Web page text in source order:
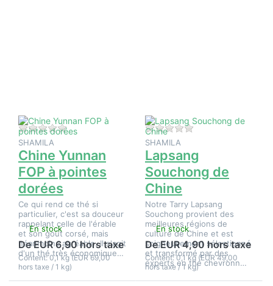
Il n'y a pas encore d'avis sur ce produit.
SHAMILA
Chine Yunnan
FOP à pointes
dorées
Ce qui rend ce thé si
particulier, c'est sa douceur
rappelant celle de l'érable
et son goût corsé, mais
néanmoins agréable. Il s'agit
d'un thé très économique…
En stock
De EUR 6,90 hors taxe
Content: 0,1 kg (EUR 69,00
hors taxe / 1 kg)
Il n'y a pas encore
SHAMILA
Lapsang
Souchong de
Chine
Notre Tarry Lapsang
Souchong provient des
meilleures régions de
culture de Chine et est
soigneusement sélectionné
et transformé par des
experts en thé chevronn…
En stock
De EUR 4,90 hors taxe
Content: 0,1 kg (EUR 49,00
hors taxe / 1 kg)